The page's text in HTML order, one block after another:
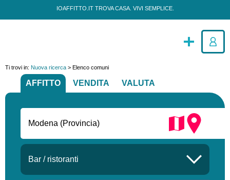
IOAFFITTO.IT TROVA CASA. VIVI SEMPLICE.
Ti trovi in:Nuova ricerca > Elenco comuni
AFFITTO VENDITA VALUTA